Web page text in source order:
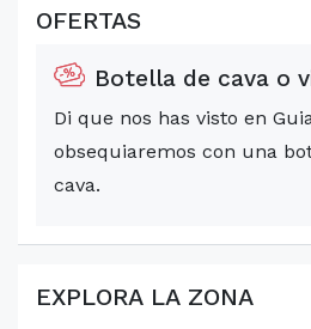
OFERTAS
Botella de cava o
Di que nos has visto en
obsequiaremos con una
cava.
EXPLORA LA ZONA